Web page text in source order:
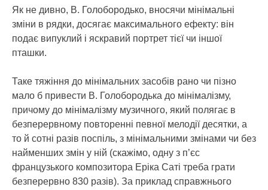
Як не дивно, В. Голобородько, вносячи мінімальні
зміни в рядки, досягає максимального ефекту: він
подає випуклий і яскравий портрет тієї чи іншої
пташки.
Таке тяжіння до мінімальних засобів рано чи пізно
мало б привести В. Голобородька до мінімалізму,
причому до мінімалізму музичного, який полягає в
безперервному повторенні певної мелодії десятки, а
то й сотні разів поспіль, з мінімальними змінами чи без
найменших змін у ній (скажімо, одну з п’єс
французького композитора Еріка Саті треба грати
безперервно 830 разів). За приклад справжнього